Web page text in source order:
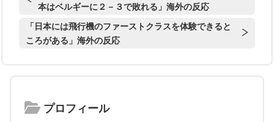
本はベルギーに２－３で敗れる」海外の反応
「日本には飛行機のファーストクラスを体験できると
ころがある」海外の反応
プロフィール